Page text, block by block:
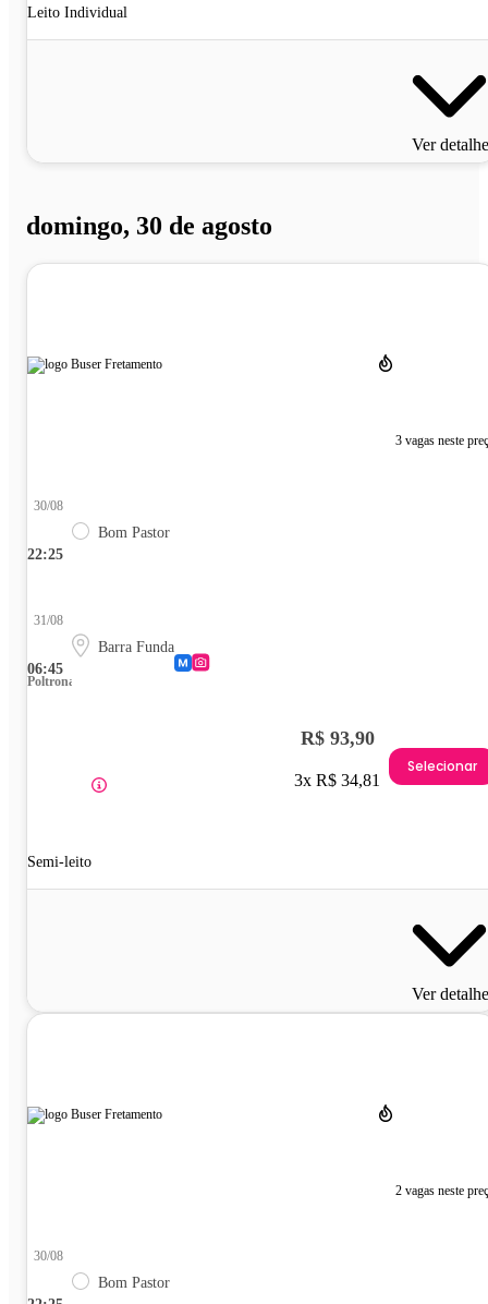
Leito Individual
Ver
domingo, 30 de agosto
3 vagas neste
22:25
30/08
Bom Pastor
06:45
31/08
Barra Funda
Poltrona
Semi-leito
R$ 93,90
3x R$ 34,81
Selecionar
Ver
2 vagas neste
30/08
Bom Pastor